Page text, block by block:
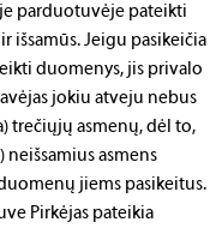
parduotuvėje pateikti
išsamūs. Jeigu pasikeičia
duomenys, jis privalo
jokiu atveju nebus
trečiųjų asmenų, dėl to,
neišsamius asmens
jiems pasikeitus.
Pirkėjas pateikia